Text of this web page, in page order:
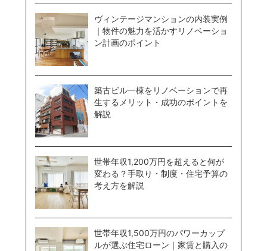
ヴィンテージマンションの内装実例
｜物件の魅力を活かすリノベーショ
ン計画のポイント
築古ビル一棟をリノベーションで再
生するメリット・成功のポイントを
解説
世帯年収1,200万円を超えると何が
変わる？手取り・制度・住宅予算の
考え方を解説
世帯年収1,500万円のパワーカップ
ルが選ぶ住宅ローン｜家賃と購入の